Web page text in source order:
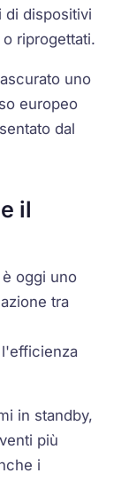
di dispositivi
riprogettati.
uno
europeo
dal
il
oggi uno
tra
in standby,
più
i